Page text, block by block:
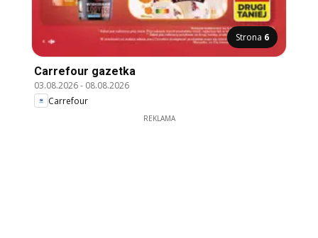
Strona 6
Carrefour gazetka
03.08.2026- 08.08.2026
Carrefour
REKLAMA